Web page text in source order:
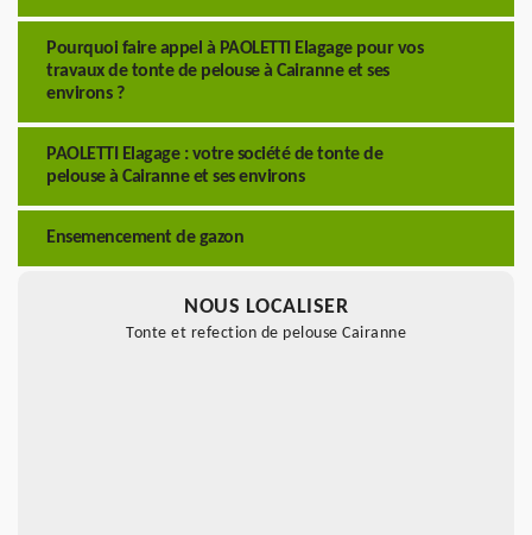
Pourquoi faire appel à PAOLETTI Elagage pour vos
travaux de tonte de pelouse à Cairanne et ses
environs ?
PAOLETTI Elagage : votre société de tonte de
pelouse à Cairanne et ses environs
Ensemencement de gazon
NOUS LOCALISER
Tonte et refection de pelouse Cairanne